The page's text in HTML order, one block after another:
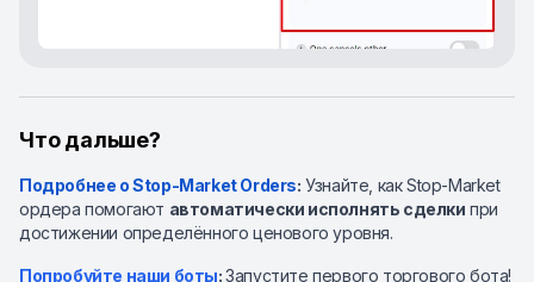
Что дальше?
Подробнее о Stop-Market Orders: Узнайте, как Stop-Market
ордера помогают автоматически исполнять сделки при
достижении определённого ценового уровня.
Попробуйте наши боты:Запустите первого торгового бота!